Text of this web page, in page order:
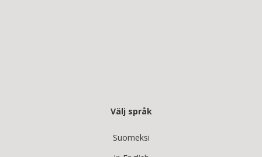
Välj språk
Suomeksi